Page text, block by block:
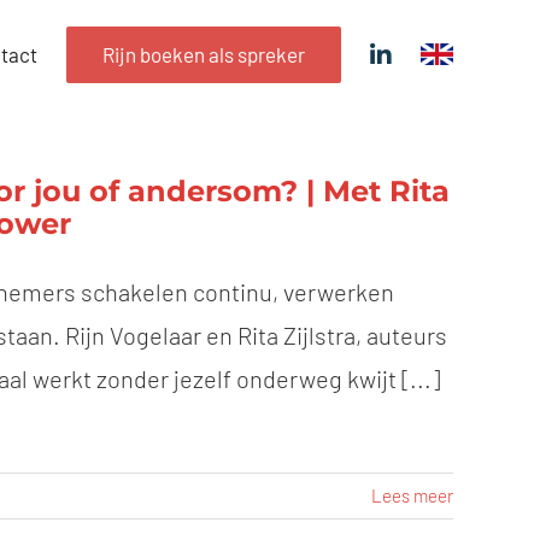
Rijn boeken als spreker
jou of andersom? | Met Rita
schakelen continu, verwerken
Rijn Vogelaar en Rita Zijlstra, auteurs
werkt zonder jezelf onderweg kwijt [...]
Lees meer